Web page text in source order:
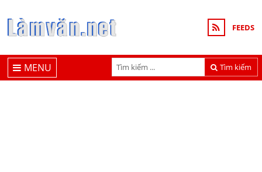
FEEDS
Tìm kiếm
MENU